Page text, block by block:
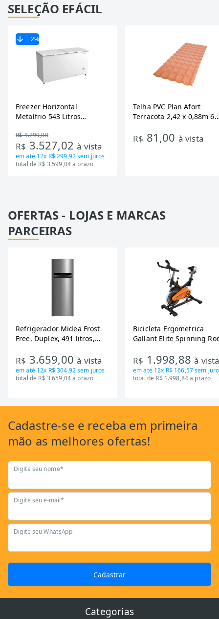
SELEÇÃO EFÁCIL
2%
Freezer Horizontal
Metalfrio 543 Litros
Tecnologia Inverter, Branco,
Bivolt
R$ 4.299,00
R$ 3.527,02à vista
em até 12x R$ 299,92sem juros
total de R$ 3.599,04 a prazo
Telha PVC Plan Afort
Terracota 2,42 x 0,88m 6
R$ 81,00 à vista
OFERTAS - LOJAS E MARCAS
PARCEIRAS
Refrigerador Midea Frost
Free, Duplex, 491 litros,
RT650EVK463)
R$ 3.659,00à vista
em até 12x R$ 304,92sem juros
total de R$ 3.659,04 a prazo
Bicicleta Ergometrica
Gallant Elite Spinning
Mecanica GSB13HBTA-PT
R$ 1.998,88à
em até 12x R$ 166,57sem
total de R$ 1.998,84 a prazo
Cadastre-se e receba em primeira
mão as melhores ofertas!
Digite seu nome*
Digite seu e-mail*
Digite seu WhatsApp
Cadastrar
Categorias